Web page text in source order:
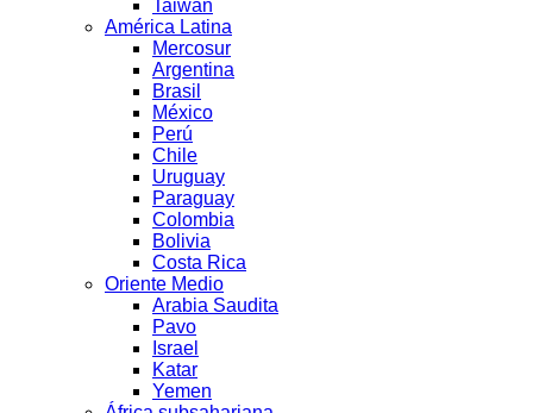
Taiwán
América Latina
Mercosur
Argentina
Brasil
México
Perú
Chile
Uruguay
Paraguay
Colombia
Bolivia
Costa Rica
Oriente Medio
Arabia Saudita
Pavo
Israel
Katar
Yemen